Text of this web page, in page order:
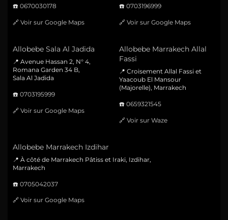
☎️ 0670030178
🔗 Voir sur Google Maps
☎️ 0703196999
🔗 Voir sur Google Maps
Allobebe Sala Al Jadida
📍 Avenue Hassan 2, N° 4,
Romana Garden 34 B,
Sala Al Jadida
☎️ 0703195999
🔗 Voir sur Google Maps
Allobebe Marrakech Allal
Fassi
📍 Croisement Allal Fassi et
Yaacoub El Mansour
(Majorelle), Marrakech
☎️ 0659321545
🔗 Voir sur Waze
Allobebe Marrakech Izdihar
📍 À côté de Marrakech Pâtiss et Iraki, Izdihar,
Marrakech
☎️ 0705042037
🔗 Voir sur Google Maps